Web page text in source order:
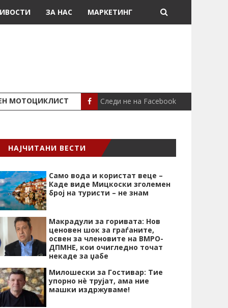
ЗА НАС МАРКЕТИНГ
МОТОЦИКЛИСТ СЦЕНА СЕВЕРИНА ВО
Следи не на Facebook
НАЈЧИТАНИ ВЕСТИ
Само вода и користат веце –
Каде виде Мицкоски зголемен
број на туристи – не знам
Макрадули за горивата: Нов
ценовен шок за граѓаните,
освен за членовите на ВМРО-
ДПМНЕ, кои очигледно точат
некаде за џабе
Милошески за Гостивар: Тие
упорно нѐ трујат, ама ние
машки издржуваме!